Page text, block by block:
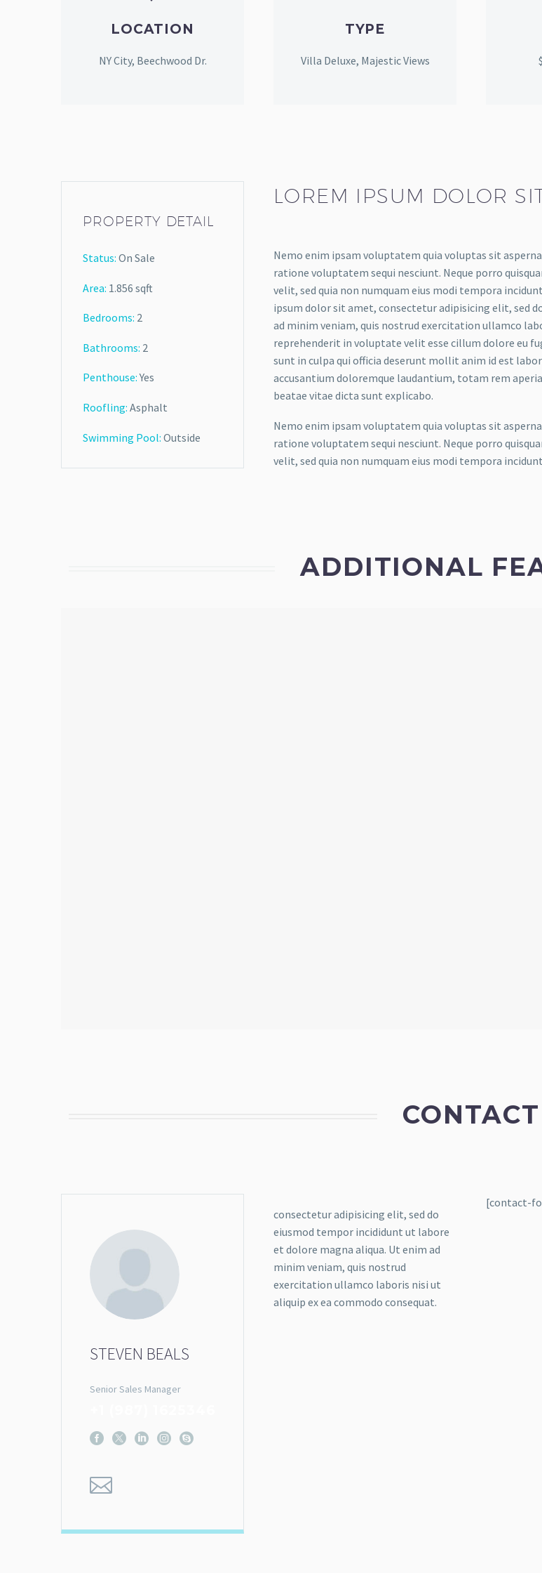
LOCATION
NY City, Beechwood Dr.
TYPE
Villa Deluxe, Majestic Views
PROPERTY DETAIL
Status: On Sale
Area: 1.856 sqft
Bedrooms: 2
Bathrooms: 2
Penthouse:Yes
Roofling: Asphalt
Swimming Pool: Outside
LOREM IPSUM DOLOR
Nemo enim ipsam voluptatem quia voluptas sit
ratione voluptatem sequi nesciunt. Neque porro
velit, sed quia non numquam eius modi tempora
ipsum dolor sit amet, consectetur adipisicing elit, sed
ad minim veniam, quis nostrud exercitation ullamco
reprehenderit in voluptate velit esse cillum dolore eu
sunt in culpa qui officia deserunt mollit anim id est
accusantium doloremque laudantium, totam rem
beatae vitae dicta sunt explicabo.
Nemo enim ipsam voluptatem quia voluptas sit
ratione voluptatem sequi nesciunt. Neque porro
velit, sed quia non numquam eius modi tempora
ADDITIONAL
CONTACT
STEVEN BEALS
Senior Sales Manager
consectetur adipisicing elit, sed do
eiusmod tempor incididunt ut labore
et dolore magna aliqua. Ut enim ad
minim veniam, quis nostrud
exercitation ullamco laboris nisi ut
aliquip ex ea commodo consequat.
[contact-